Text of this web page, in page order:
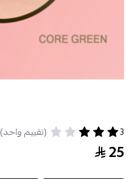
عدسات ناتشورال كور جرين CORE GREEN
3 (تقييم واحد)
25